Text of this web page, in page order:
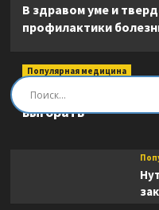
В здравом уме и
профилактики
Популярная медицина
Быть врачом. Как
выгорать